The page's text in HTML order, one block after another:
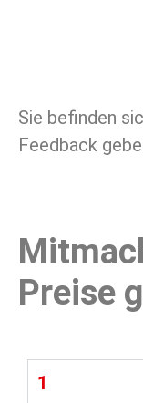
Sie befinden
Feedback
Preise
1